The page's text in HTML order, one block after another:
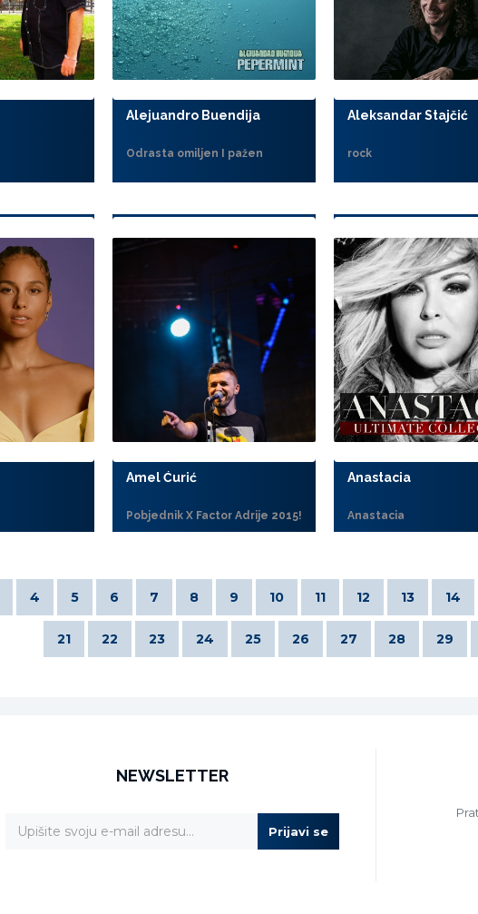
Alejuandro Buendija
Odrasta omiljen I pažen
Aleksandar Stajčić
rock
Amel Ćurić
Pobjednik X Factor Adrije 2015!
Anastacia
Anastacia
4 5 6 7 8 9 10 11 12 13 14
21 22 23 24 25 26 27 28 29
NEWSLETTER
Prijavi se